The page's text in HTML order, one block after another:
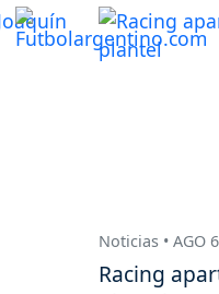
Noticias • AGO
Racing